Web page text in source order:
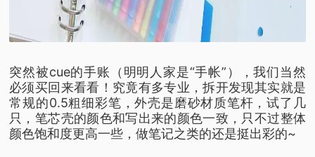
突然被cue的手账（明明人家是“手帐”），我们当然
必须买回来看看！究竟有多专业，拆开发现其实就是
常规的0.5粗细彩笔，外壳是磨砂材质笔杆，试了几
只，笔芯壳的颜色和写出来的颜色一致， 只不过整体
颜色饱和度更高一些，做笔记之类的还是挺出彩的~